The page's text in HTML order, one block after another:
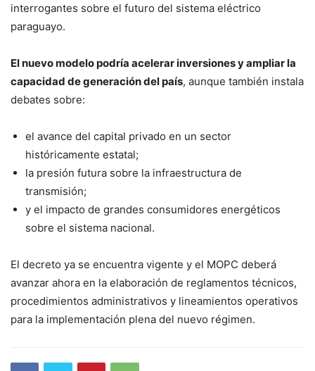
interrogantes sobre el futuro del sistema eléctrico
paraguayo.
El nuevo modelo podría acelerar inversiones y ampliar la
capacidad de generación del país, aunque también instala
debates sobre:
el avance del capital privado en un sector
históricamente estatal;
la presión futura sobre la infraestructura de
transmisión;
y el impacto de grandes consumidores energéticos
sobre el sistema nacional.
El decreto ya se encuentra vigente y el MOPC deberá
avanzar ahora en la elaboración de reglamentos técnicos,
procedimientos administrativos y lineamientos operativos
para la implementación plena del nuevo régimen.